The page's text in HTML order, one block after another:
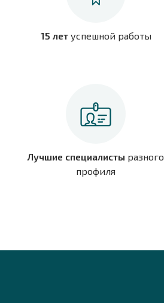
15 летуспешной работы
Лучшие специалисты разного
профиля